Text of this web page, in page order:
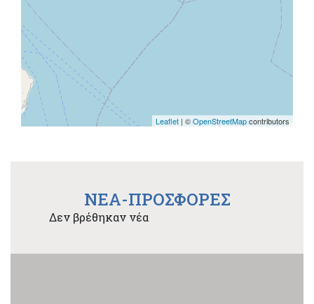
Leaflet | ©OpenStreetMapcontributors
NEA-ΠΡΟΣΦΟΡΕΣ
Δεν βρέθηκαν νέα